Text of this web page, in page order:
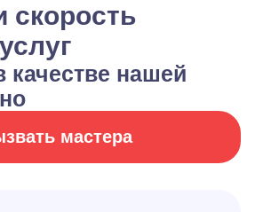
скорость
качестве нашей
мастера